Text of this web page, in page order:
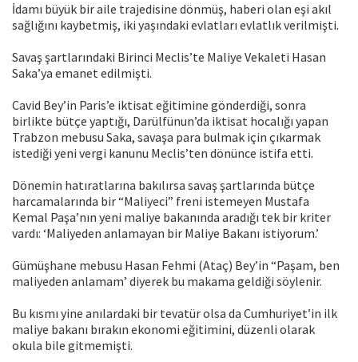
İdamı büyük bir aile trajedisine dönmüş, haberi olan eşi akıl
sağlığını kaybetmiş, iki yaşındaki evlatları evlatlık verilmişti.
Savaş şartlarındaki Birinci Meclis’te Maliye Vekaleti Hasan
Saka’ya emanet edilmişti.
Cavid Bey’in Paris’e iktisat eğitimine gönderdiği, sonra
birlikte bütçe yaptığı, Darülfünun’da iktisat hocalığı yapan
Trabzon mebusu Saka, savaşa para bulmak için çıkarmak
istediği yeni vergi kanunu Meclis’ten dönünce istifa etti.
Dönemin hatıratlarına bakılırsa savaş şartlarında bütçe
harcamalarında bir “Maliyeci” freni istemeyen Mustafa
Kemal Paşa’nın yeni maliye bakanında aradığı tek bir kriter
vardı: ‘Maliyeden anlamayan bir Maliye Bakanı istiyorum.’
Gümüşhane mebusu Hasan Fehmi (Ataç) Bey’in “Paşam, ben
maliyeden anlamam’ diyerek bu makama geldiği söylenir.
Bu kısmı yine anılardaki bir tevatür olsa da Cumhuriyet’in ilk
maliye bakanı bırakın ekonomi eğitimini, düzenli olarak
okula bile gitmemişti.